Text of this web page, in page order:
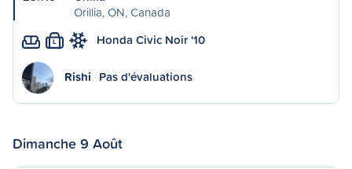
Orillia, ON, Canada
L Honda Civic Noir '10
Rishi Pas d'évaluations
Dimanche 9 Août